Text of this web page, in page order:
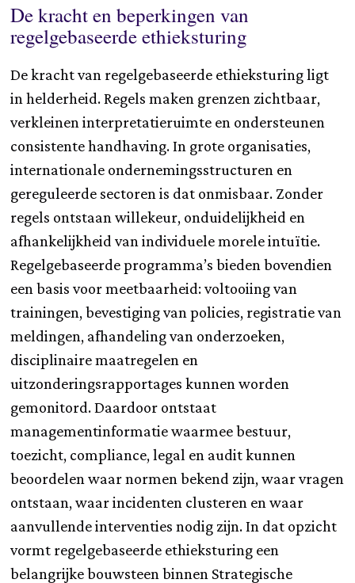
De kracht en beperkingen van
regelgebaseerde ethieksturing
De kracht van regelgebaseerde ethieksturing ligt
in helderheid. Regels maken grenzen zichtbaar,
verkleinen interpretatieruimte en ondersteunen
consistente handhaving. In grote organisaties,
internationale ondernemingsstructuren en
gereguleerde sectoren is dat onmisbaar. Zonder
regels ontstaan willekeur, onduidelijkheid en
afhankelijkheid van individuele morele intuïtie.
Regelgebaseerde programma’s bieden bovendien
een basis voor meetbaarheid: voltooiing van
trainingen, bevestiging van policies, registratie van
meldingen, afhandeling van onderzoeken,
disciplinaire maatregelen en
uitzonderingsrapportages kunnen worden
gemonitord. Daardoor ontstaat
managementinformatie waarmee bestuur,
toezicht, compliance, legal en audit kunnen
beoordelen waar normen bekend zijn, waar vragen
ontstaan, waar incidenten clusteren en waar
aanvullende interventies nodig zijn. In dat opzicht
vormt regelgebaseerde ethieksturing een
belangrijke bouwsteen binnen Strategische